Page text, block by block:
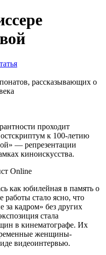
рассказывающих о
проходит
к 100-летию
— репрезентации
киноискусства.
Online
как юбилейная в память о
работы стало ясно, что
кадром» без других
стала
в кинематографе. Их
женщины-
видеоинтервью.